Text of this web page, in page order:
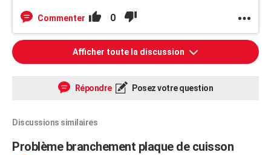
Commenter 0
Afficher toute la discussion
Répondre Posez votre question
Discussions similaires
Problème branchement plaque de cuisson